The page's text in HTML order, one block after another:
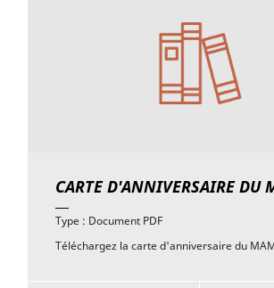
CARTE D'ANNIVERSAIRE DU
Type : Document PDF
Téléchargez la carte d'anniversaire du